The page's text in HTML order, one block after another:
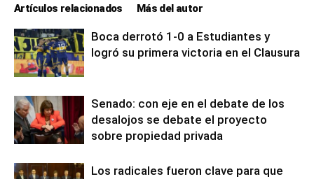
Artículos relacionados Más del autor
Boca derrotó 1-0 a Estudiantes y
logró su primera victoria en el Clausura
Senado: con eje en el debate de los
desalojos se debate el proyecto
sobre propiedad privada
Los radicales fueron clave para que